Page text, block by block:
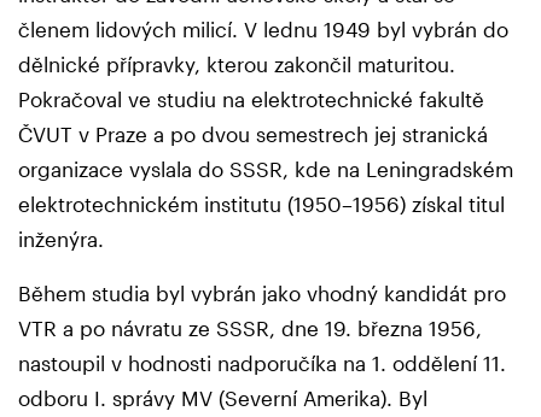
členem lidových milicí. V lednu 1949 byl vybrán do
dělnické přípravky, kterou zakončil maturitou.
Pokračoval ve studiu na elektrotechnické fakultě
ČVUT v Praze a po dvou semestrech jej stranická
organizace vyslala do SSSR, kde na Leningradském
elektrotechnickém institutu (1950–1956) získal titul
inženýra.
Během studia byl vybrán jako vhodný kandidát pro
VTR a po návratu ze SSSR, dne 19. března 1956,
nastoupil v hodnosti nadporučíka na 1. oddělení 11.
odboru I. správy MV (Severní Amerika). Byl